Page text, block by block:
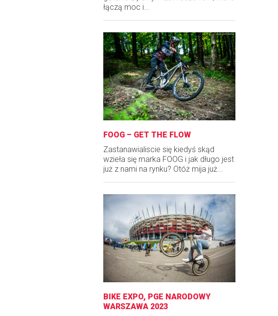
łączą moc i...
FOOG – GET THE FLOW
Zastanawialiscie się kiedyś skąd
wzieła się marka FOOG i jak długo jest
już z nami na rynku? Otóż mija już...
BIKE EXPO, PGE NARODOWY
WARSZAWA 2023